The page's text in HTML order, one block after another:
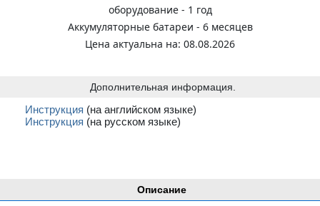
Описание
оборудование - 1 год
Аккумуляторные батареи - 6 месяцев
Цена актуальна на: 08.08.2026
Дополнительная информация.
Инструкция (на английском языке)
Инструкция (на русском языке)